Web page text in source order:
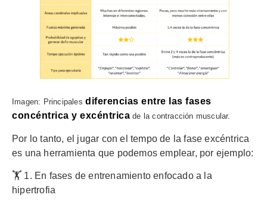
Imagen: Principales diferencias entre las fases
concéntrica y excéntrica de la contracción muscular.
Por lo tanto, el jugar con el tempo de la fase excéntrica
es una herramienta que podemos emplear, por ejemplo:
🏋️ 1. En fases de entrenamiento enfocado a la
hipertrofia